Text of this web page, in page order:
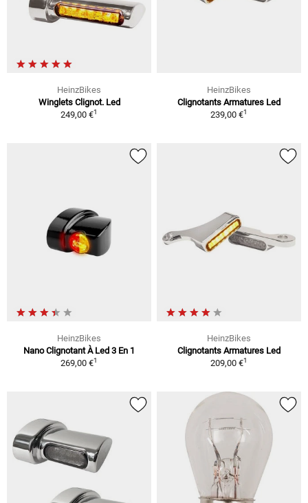
HeinzBikes
Winglets Clignot. Led
249,00 €1
HeinzBikes
Clignotants Armatures Led
239,00 €1
HeinzBikes
Nano Clignotant À Led 3 En 1
269,00 €1
HeinzBikes
Clignotants Armatures Led
209,00 €1